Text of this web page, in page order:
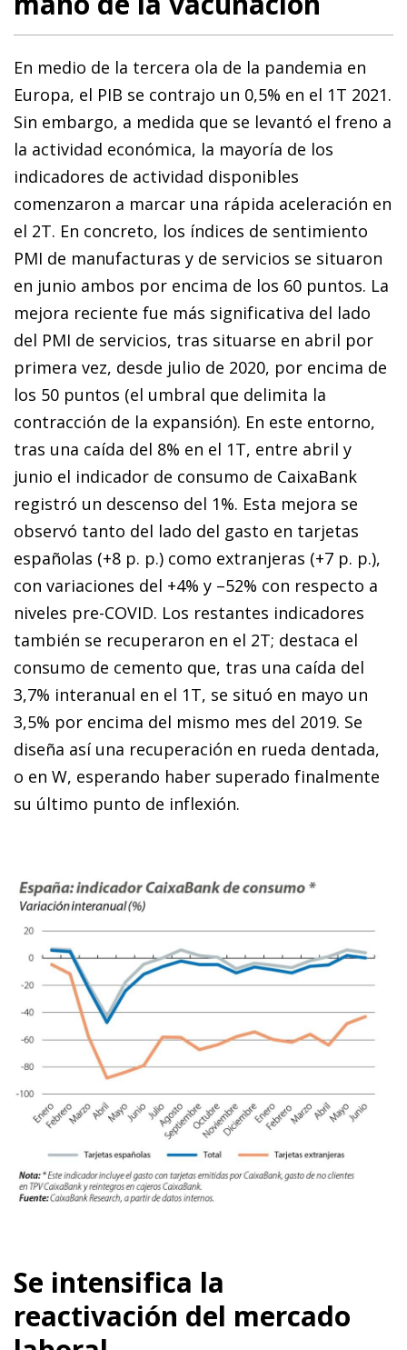
En medio de la tercera ola de la pandemia en
Europa, el PIB se contrajo un 0,5% en el 1T 2021.
Sin embargo, a medida que se levantó el freno a
la actividad económica, la mayoría de los
indicadores de actividad disponibles
comenzaron a marcar una rápida aceleración en
el 2T. En concreto, los índices de sentimiento
PMI de manufacturas y de servicios se situaron
en junio ambos por encima de los 60 puntos. La
mejora reciente fue más significativa del lado
del PMI de servicios, tras situarse en abril por
primera vez, desde julio de 2020, por encima de
los 50 puntos (el umbral que delimita la
contracción de la expansión). En este entorno,
tras una caída del 8% en el 1T, entre abril y
junio el indicador de consumo de CaixaBank
registró un descenso del 1%. Esta mejora se
observó tanto del lado del gasto en tarjetas
españolas (+8 p. p.) como extranjeras (+7 p. p.),
con variaciones del +4% y –52% con respecto a
niveles pre-COVID. Los restantes indicadores
también se recuperaron en el 2T; destaca el
consumo de cemento que, tras una caída del
3,7% interanual en el 1T, se situó en mayo un
3,5% por encima del mismo mes del 2019. Se
diseña así una recuperación en rueda dentada,
o en W, esperando haber superado finalmente
su último punto de inflexión.
Se intensifica la
reactivación del mercado